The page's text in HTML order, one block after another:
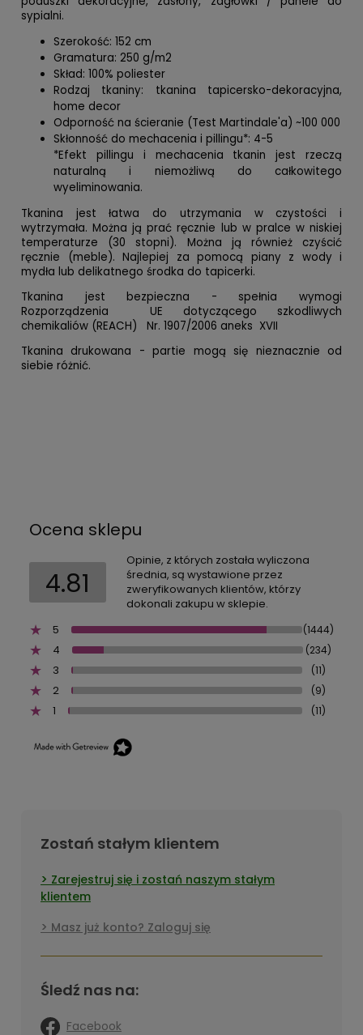
sypialni.
Szerokość: 152 cm
Gramatura: 250 g/m2
Skład: 100% poliester
Rodzaj tkaniny: tkanina tapicersko-dekoracyjna,
home decor
Odporność na ścieranie (Test Martindale'a) ~100 000
Skłonność do mechacenia i pillingu*: 4-5
*Efekt pillingu i mechacenia tkanin jest rzeczą
naturalną i niemożliwą do całkowitego
wyeliminowania.
Tkanina jest łatwa do utrzymania w czystości i
wytrzymała. Można ją prać ręcznie lub w pralce w niskiej
temperaturze (30 stopni). Można ją również czyścić
ręcznie (meble). Najlepiej za pomocą piany z wody i
mydła lub delikatnego środka do tapicerki.
Tkanina jest bezpieczna - spełnia wymogi
Rozporządzenia UE dotyczącego szkodliwych
chemikaliów (REACH) Nr. 1907/2006 aneks XVII
Tkanina drukowana - partie mogą się nieznacznie od
siebie różnić.
Ocena sklepu
4.81
Opinie, z których została wyliczona
średnia, są wystawione przez
zweryfikowanych klientów, którzy
dokonali zakupu w sklepie.
5
(1444)
4 (234)
3 (11)
2 (9)
1 (11)
Zostań stałym klientem
Zarejestruj się i zostań naszym stałym
klientem
Masz już konto? Zaloguj się
Śledź nas na:
Facebook